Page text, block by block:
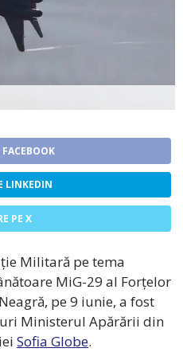
FACEBOOK
LINKEDIN
PE X
Militară pe tema
MiG-29 al Forțelor
pe 9 iunie, a fost
Ministerul Apărării din
Sofia Globe.